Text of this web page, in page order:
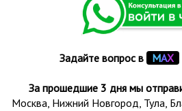
Задайте вопрос в МАХ
За прошедшие 3 дня мы
Москва, Нижний Новгород, Тула,